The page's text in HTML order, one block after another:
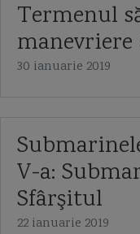
Termenul
manevriere
30 ianuarie 2019
V-a:
Sfârşitul
22 ianuarie 2019